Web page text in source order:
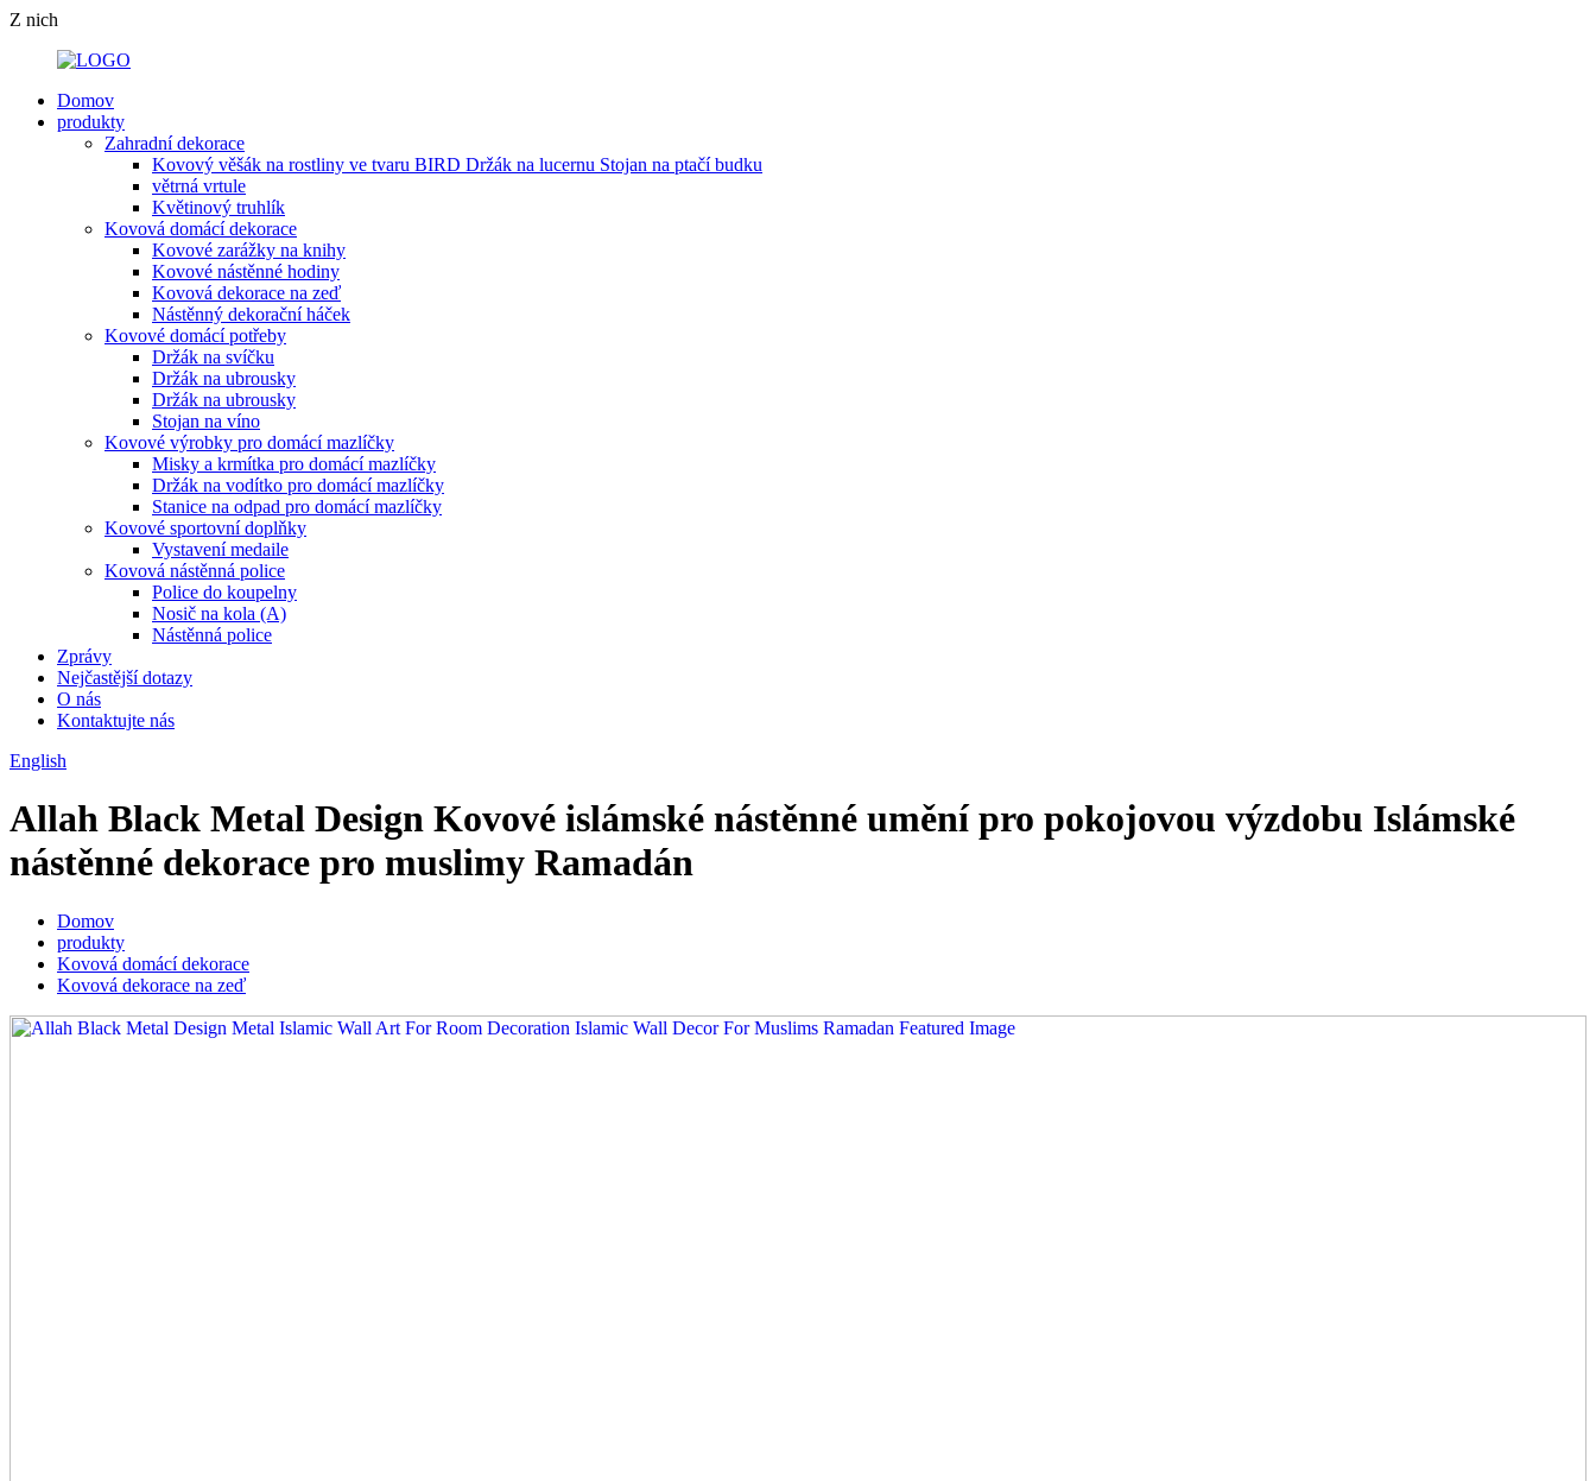
Z nich
Domov
produkty
Zahradní dekorace
Kovový věšák na rostliny ve tvaru BIRD Držák na lucernu Stojan na ptačí budku
větrná vrtule
Květinový truhlík
Kovová domácí dekorace
Kovové zarážky na knihy
Kovové nástěnné hodiny
Kovová dekorace na zeď
Nástěnný dekorační háček
Kovové domácí potřeby
Držák na svíčku
Držák na ubrousky
Držák na ubrousky
Stojan na víno
Kovové výrobky pro domácí mazlíčky
Misky a krmítka pro domácí mazlíčky
Držák na vodítko pro domácí mazlíčky
Stanice na odpad pro domácí mazlíčky
Kovové sportovní doplňky
Vystavení medaile
Kovová nástěnná police
Police do koupelny
Nosič na kola (A)
Nástěnná police
Zprávy
Nejčastější dotazy
O nás
Kontaktujte nás
English
Allah Black Metal Design Kovové islámské nástěnné umění pro pokojovou výzdobu Islámské
nástěnné dekorace pro muslimy Ramadán
Domov
produkty
Kovová domácí dekorace
Kovová dekorace na zeď